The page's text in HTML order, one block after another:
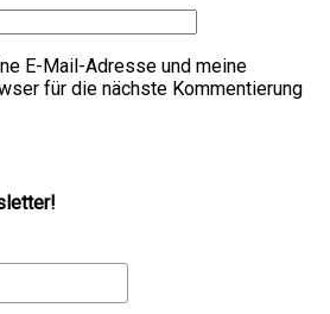
E-Mail-Adresse und meine
für die nächste Kommentierung